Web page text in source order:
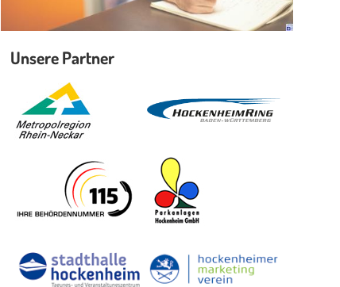
Unsere Partner